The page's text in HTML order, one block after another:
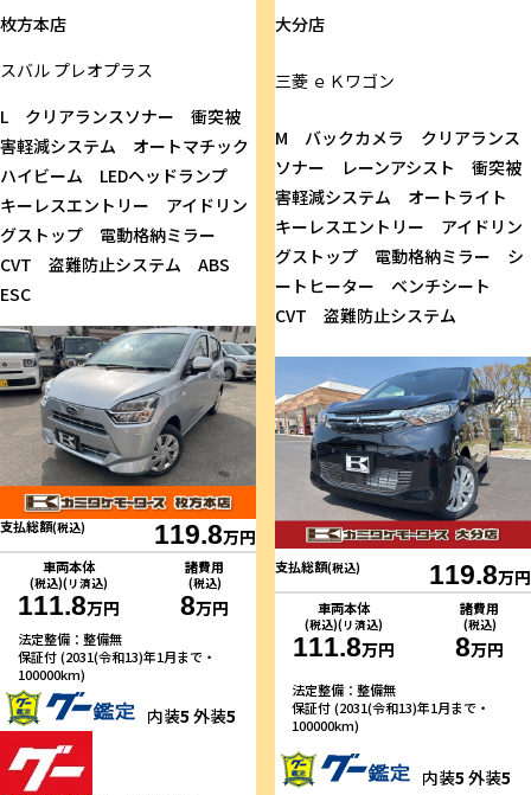
枚方本店
スバル プレオプラス
L クリアランスソナー 衝突被
害軽減システム オートマチック
ハイビーム LEDヘッドランプ
キーレスエントリー アイドリン
グストップ 電動格納ミラー
CVT 盗難防止システム ABS
ESC
支払総額(税込) 119.8万円
車両本体
(税込)(リ済込)
111.8万円
諸費用
(税込)
8万円
法定整備：整備無
保証付 (2031(令和13)年1月まで・
100000km)
内装5 外装5
大分店
三菱ｅＫワゴン
M バックカメラ クリアランス
ソナー レーンアシスト 衝突被
害軽減システム オートライト
キーレスエントリー アイドリン
グストップ 電動格納ミラー シ
ートヒーター ベンチシート
CVT 盗難防止システム
支払総額(税込) 119.8万円
車両本体
(税込)(リ済込)
111.8万円
諸費用
(税込)
8万円
法定整備：整備無
保証付 (2031(令和13)年1月まで・
100000km)
内装5 外装5